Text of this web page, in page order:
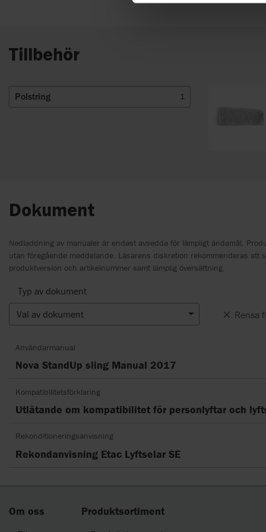
Tillbehör
Polstring 1
Dokument
Nedladdning av manualer är endast avsedda för lämpligt ändamål.
utan föregående meddelande. Läsarens diskretion rekommenderas att
produktversion och artikelnummer samt lämplig översättning.
Typ av dokument
Val av dokument
Rensa
Användarmanual
Nova StandUp sling Manual 2017
Kompatibilitetsförklaring
Utlåtande om kompatibilitet för personlyftar och
Rekonditioneringsanvisning
Rekondanvisning Etac Lyftselar SE
Om oss
Produktsortiment